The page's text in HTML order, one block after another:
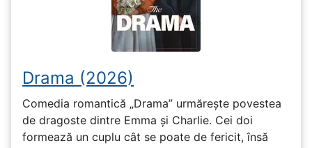
Drama (2026)
Comedia romantică „Drama” urmărește povestea
de dragoste dintre Emma și Charlie. Cei doi
formează un cuplu cât se poate de fericit, însă